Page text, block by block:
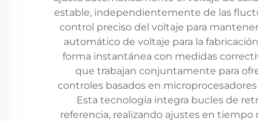
estable, independientemente de las
control preciso del voltaje para
automático de voltaje para la
forma instantánea con medidas
que trabajan conjuntamente para
controles basados en
Esta tecnología integra bucles de
referencia, realizando ajustes en